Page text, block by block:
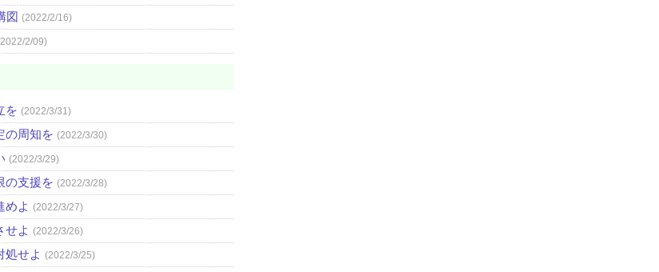
図 (2022/2/16)
2/09)
を (2022/3/31)
の周知を (2022/3/30)
(2022/3/29)
の支援を (2022/3/28)
めよ (2022/3/27)
せよ (2022/3/26)
処せよ (2022/3/25)